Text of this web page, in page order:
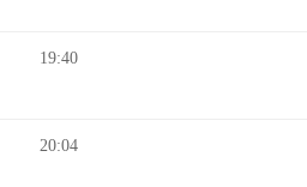
19:40
20:04